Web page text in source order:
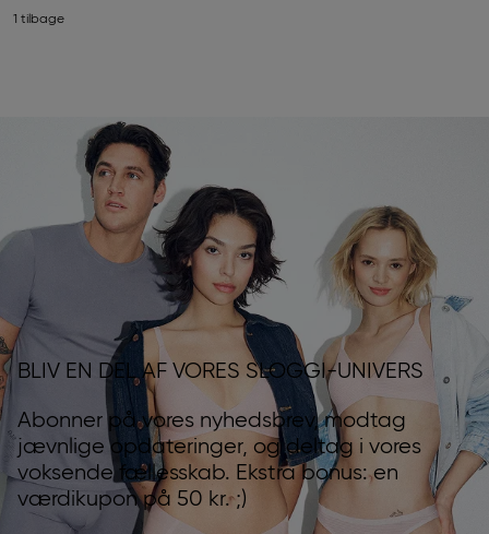
1 tilbage
BLIV EN DEL AF VORES SLOGGI-UNIVERS
Abonner på vores nyhedsbrev, modtag
jævnlige opdateringer, og deltag i vores
voksende fællesskab. Ekstra bonus: en
værdikupon på 50 kr. ;)